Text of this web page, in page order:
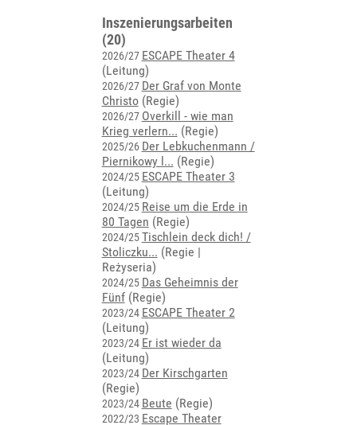
Inszenierungsarbeiten
(20)
2026/27 ESCAPE Theater 4
(Leitung)
2026/27 Der Graf von Monte
Christo(Regie)
2026/27 Overkill - wie man
Krieg verlern... (Regie)
2025/26 Der Lebkuchenmann /
Piernikowy l... (Regie)
2024/25 ESCAPE Theater 3
(Leitung)
2024/25 Reise um die Erde in
80 Tagen (Regie)
2024/25Tischlein deck dich! /
Stoliczku... (Regie |
Reżyseria)
2024/25 Das Geheimnis der
Fünf(Regie)
2023/24 ESCAPE Theater 2
(Leitung)
2023/24 Er ist wieder da
(Leitung)
2023/24 Der Kirschgarten
(Regie)
2023/24 Beute (Regie)
2022/23 Escape Theater